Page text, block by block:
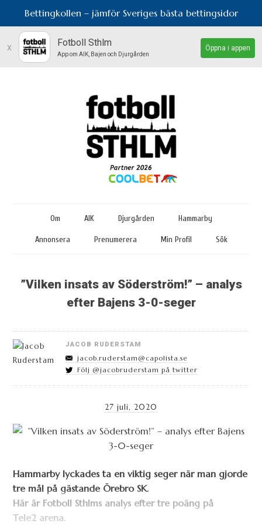
Bettingkollen – jämför Sveriges bästa bettingsidor
x Fotboll Sthlm
App om AIK, Bajen och Djurgården
Öppna i appen
Om AIK Djurgården Hammarby
Annonsera Prenumerera Min Profil Sök
”Vilken insats av Söderström!” – analys
efter Bajens 3-0-seger
JACOB RUDERSTAM
jacob.ruderstam@capolista.se
Följ @jacobruderstam på twitter
27 juli, 2020
Hammarby lyckades ta en viktig seger när man gjorde
tre mål på gästande Örebro SK.
Här är Fotboll Sthlms analys efter tre poäng på
Tele2 arena.